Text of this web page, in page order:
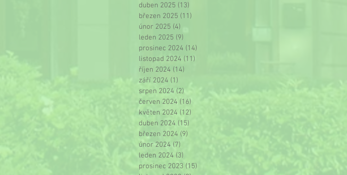
duben 2025 (13)
březen 2025 (11)
únor 2025 (4)
leden 2025 (9)
prosinec 2024 (14)
listopad 2024 (11)
říjen 2024 (14)
září 2024 (1)
srpen 2024 (2)
červen 2024 (16)
květen 2024 (12)
duben 2024 (15)
březen 2024 (9)
únor 2024 (7)
leden 2024 (3)
prosinec 2023 (15)